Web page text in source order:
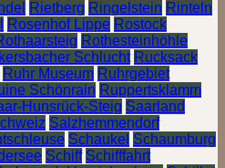
Rietberg Ringelstein Rinteln
Rosenhof Lippe Rostock
Rothesteinhöhle
Schlucht Rucksack
Ruhr Museum Ruhrgebiet
Schönrain Ruppertsklamm
Hunsrück-Steig Saarland
Salzhemmendorf
Schaukel Schaumburg
Schiff Schifffahrt